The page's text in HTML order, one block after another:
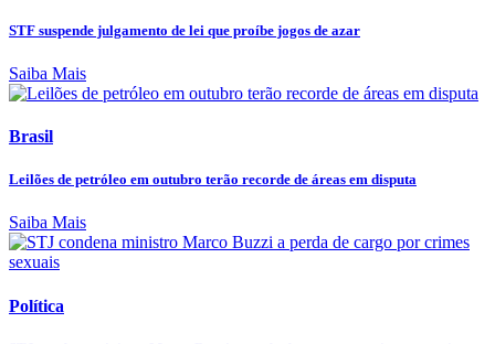
STF suspende julgamento de lei que proíbe jogos de azar
Saiba Mais
Brasil
Leilões de petróleo em outubro terão recorde de áreas em disputa
Saiba Mais
Política